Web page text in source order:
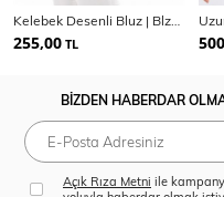
255,00 TL
BİZDEN HABERDAR
Açık Rıza Metni ile